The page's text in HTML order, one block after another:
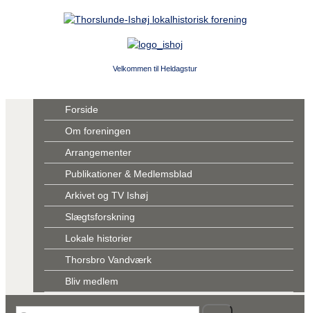
Velkommen til Heldagstur
Forside
Om foreningen
Arrangementer
Publikationer & Medlemsblad
Arkivet og TV Ishøj
Slægtsforskning
Lokale historier
Thorsbro Vandværk
Bliv medlem